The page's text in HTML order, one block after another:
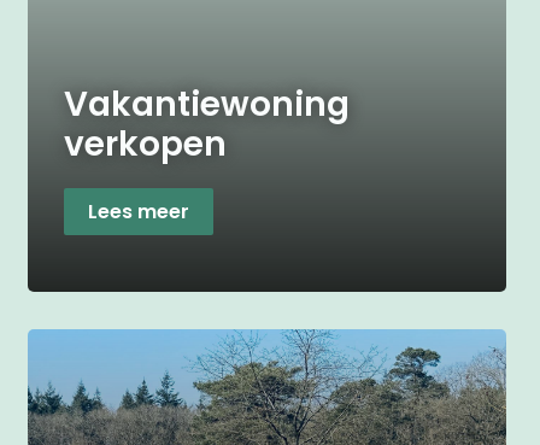
Vakantiewoning
verkopen
Lees meer